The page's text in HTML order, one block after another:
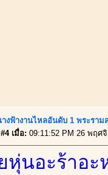
งฟ้างานไหลอันดับ 1 พระราม
เมื่อ: 09:11:52 PM 26 พฤศ
หุ่นอะร้าอ